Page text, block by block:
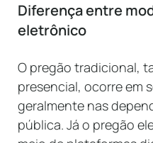
Diferença entre
eletrônico
O pregão tradicional,
presencial, ocorre em
geralmente nas
pública. Já o pregão